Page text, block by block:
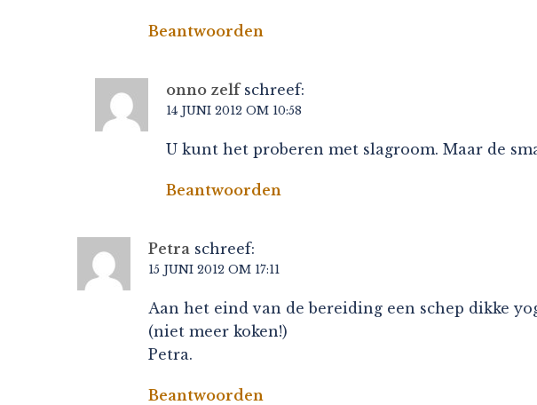
Beantwoorden
onno zelf schreef:
14 JUNI 2012 OM 10:58
U kunt het proberen met slagroom. Maar de
Beantwoorden
Petra schreef:
15 JUNI 2012 OM 17:11
Aan het eind van de bereiding een schep dikke
(niet meer koken!)
Petra.
Beantwoorden